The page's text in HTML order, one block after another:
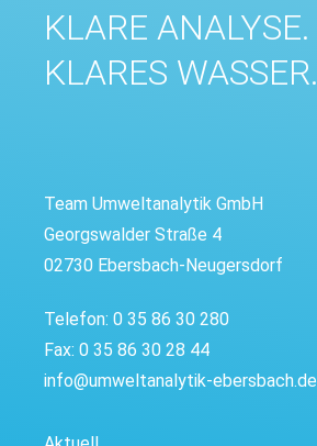
KLARE ANALYSE.
KLARES WASSER.
Team Umweltanalytik GmbH
Georgswalder Straße 4
02730 Ebersbach-Neugersdorf
Telefon: 0 35 86 30 280
Fax: 0 35 86 30 28 44
info@umweltanalytik-ebersbach.de